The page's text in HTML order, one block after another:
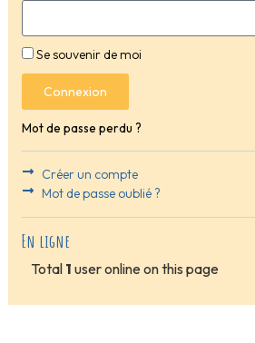
Se souvenir de moi
Connexion
Mot de passe perdu ?
Créer un compte
Mot de passe oublié ?
En ligne
Total 1 user online on this page